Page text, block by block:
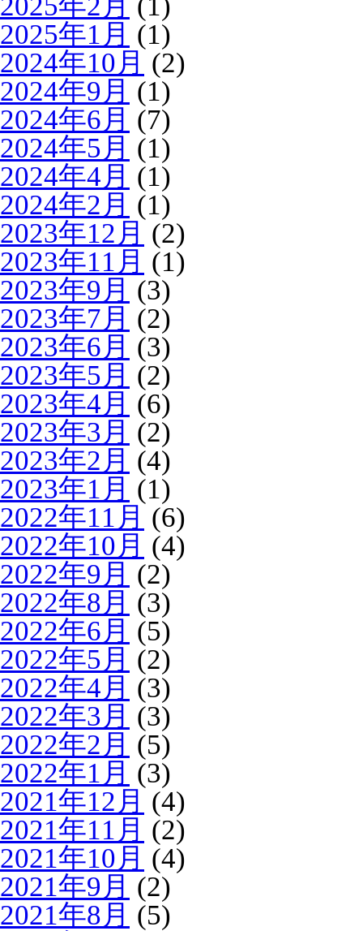
2025年1月 (1)
2024年10月 (2)
2024年9月 (1)
2024年6月 (7)
2024年5月 (1)
2024年4月 (1)
2024年2月 (1)
2023年12月 (2)
2023年11月 (1)
2023年9月 (3)
2023年7月 (2)
2023年6月 (3)
2023年5月 (2)
2023年4月 (6)
2023年3月 (2)
2023年2月 (4)
2023年1月 (1)
2022年11月 (6)
2022年10月 (4)
2022年9月 (2)
2022年8月 (3)
2022年6月 (5)
2022年5月 (2)
2022年4月 (3)
2022年3月 (3)
2022年2月 (5)
2022年1月 (3)
2021年12月 (4)
2021年11月 (2)
2021年10月 (4)
2021年9月 (2)
2021年8月 (5)